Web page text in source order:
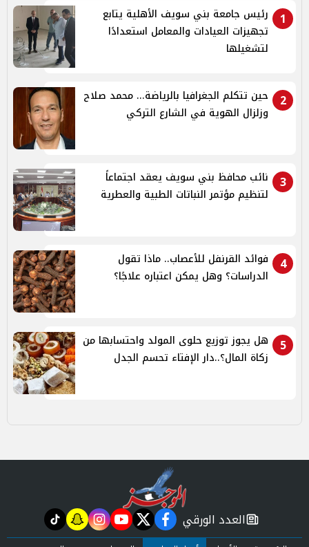
1
رئيس جامعة بني سويف الأهلية يتابع
تجهيزات العيادات والمعامل استعدادًا
لتشغيلها
2
حين تتكلم الجغرافيا بالرياضة... محمد صلاح
وزلزال الهوية في الشارع التركي
3
نائب محافظ بني سويف يعقد اجتماعاً
لتنظيم مؤتمر النباتات الطبية والعطرية
4
فوائد القرنفل للأعصاب.. ماذا تقول
الدراسات؟ وهل يمكن اعتباره علاجًا؟
5
هل يجوز توزيع حلوى المولد واحتسابها من
زكاة المال؟..دار الإفتاء تحسم الجدل
newspaper
العدد الورقي facebook
twitter
youtube
instagram
snapchat
tiktok